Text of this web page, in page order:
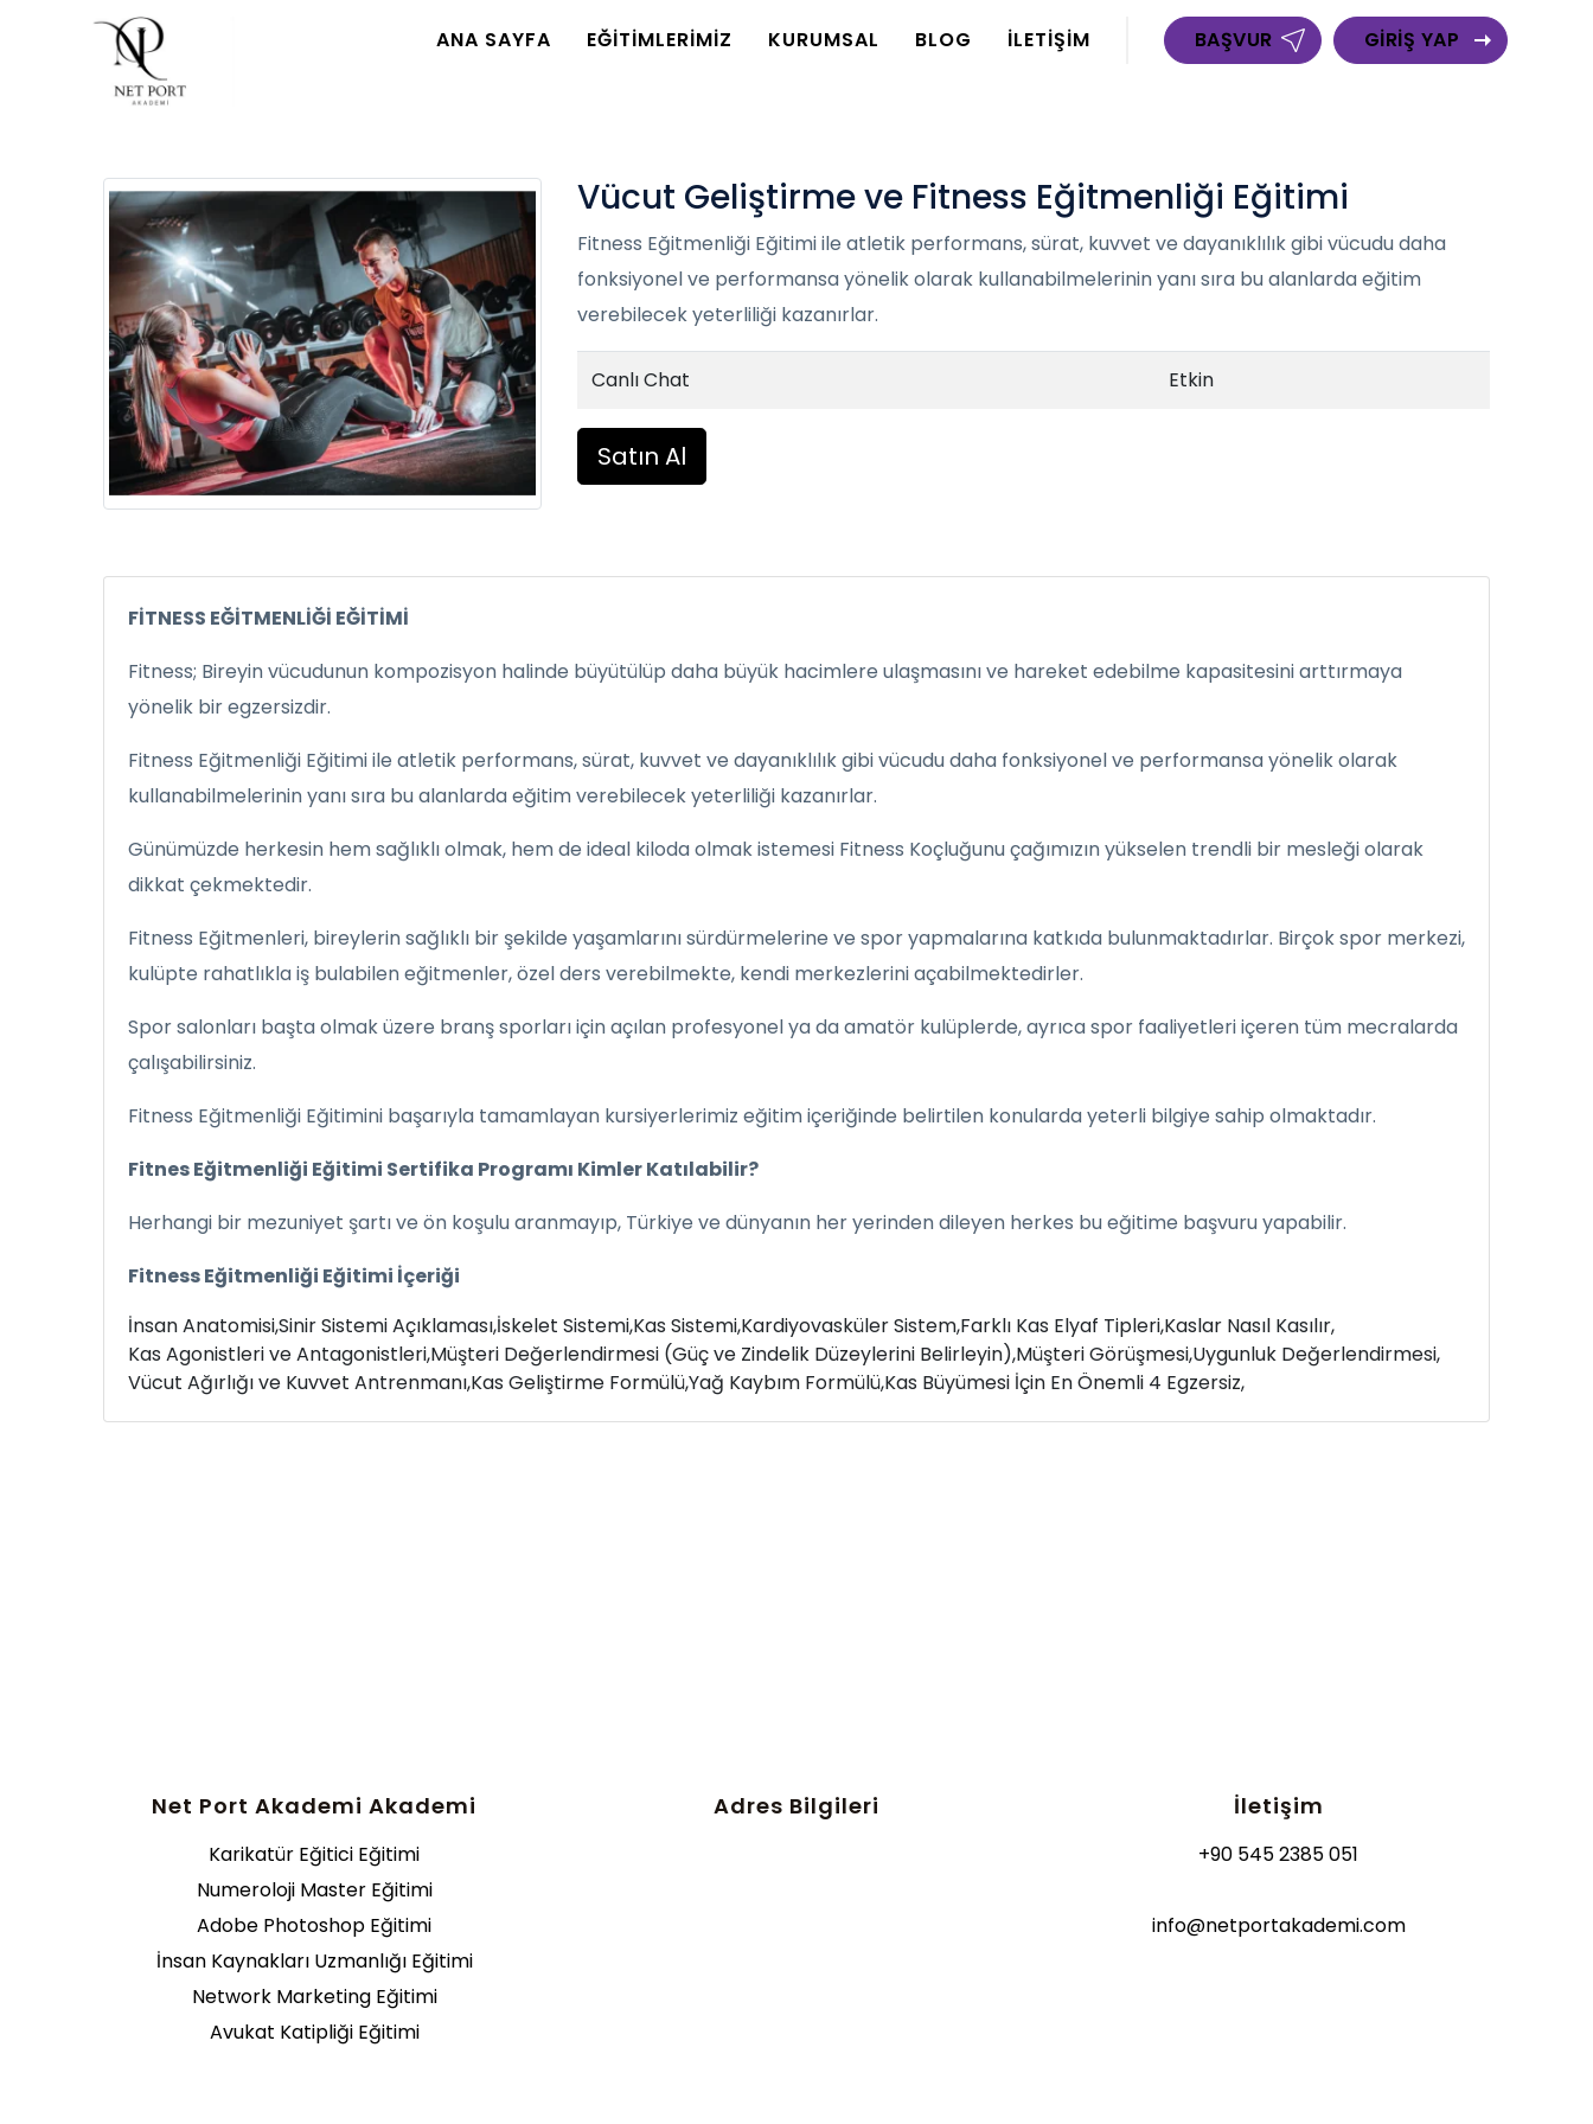
ANA SAYFA EĞİTİMLERİMİZ KURUMSAL BLOG İLETİŞİM BAŞVUR GİRİŞ YAP
Vücut Geliştirme ve Fitness Eğitmenliği Eğitimi
Fitness Eğitmenliği Eğitimi ile atletik performans, sürat, kuvvet ve dayanıklılık gibi vücudu daha
fonksiyonel ve performansa yönelik olarak kullanabilmelerinin yanı sıra bu alanlarda eğitim
verebilecek yeterliliği kazanırlar.
Canlı Chat Etkin
Satın Al
FİTNESS EĞİTMENLİĞİ EĞİTİMİ
Fitness; Bireyin vücudunun kompozisyon halinde büyütülüp daha büyük hacimlere ulaşmasını ve hareket edebilme kapasitesini arttırmaya
yönelik bir egzersizdir.
Fitness Eğitmenliği Eğitimi ile atletik performans, sürat, kuvvet ve dayanıklılık gibi vücudu daha fonksiyonel ve performansa yönelik olarak
kullanabilmelerinin yanı sıra bu alanlarda eğitim verebilecek yeterliliği kazanırlar.
Günümüzde herkesin hem sağlıklı olmak, hem de ideal kiloda olmak istemesi Fitness Koçluğunu çağımızın yükselen trendli bir mesleği olarak
dikkat çekmektedir.
Fitness Eğitmenleri, bireylerin sağlıklı bir şekilde yaşamlarını sürdürmelerine ve spor yapmalarına katkıda bulunmaktadırlar. Birçok spor merkezi,
kulüpte rahatlıkla iş bulabilen eğitmenler, özel ders verebilmekte, kendi merkezlerini açabilmektedirler.
Spor salonları başta olmak üzere branş sporları için açılan profesyonel ya da amatör kulüplerde, ayrıca spor faaliyetleri içeren tüm mecralarda
çalışabilirsiniz.
Fitness Eğitmenliği Eğitimini başarıyla tamamlayan kursiyerlerimiz eğitim içeriğinde belirtilen konularda yeterli bilgiye sahip olmaktadır.
Fitnes Eğitmenliği Eğitimi Sertifika Programı Kimler Katılabilir?
Herhangi bir mezuniyet şartı ve ön koşulu aranmayıp, Türkiye ve dünyanın her yerinden dileyen herkes bu eğitime başvuru yapabilir.
Fitness Eğitmenliği Eğitimi İçeriği
İnsan Anatomisi,Sinir Sistemi Açıklaması,İskelet Sistemi,Kas Sistemi,Kardiyovasküler Sistem,Farklı Kas Elyaf Tipleri,Kaslar Nasıl Kasılır,
Kas Agonistleri ve Antagonistleri,Müşteri Değerlendirmesi (Güç ve Zindelik Düzeylerini Belirleyin),Müşteri Görüşmesi,Uygunluk Değerlendirmesi,
Vücut Ağırlığı ve Kuvvet Antrenmanı,Kas Geliştirme Formülü,Yağ Kaybım Formülü,Kas Büyümesi İçin En Önemli 4 Egzersiz,
Net Port Akademi Akademi
Karikatür Eğitici Eğitimi
Numeroloji Master Eğitimi
Adobe Photoshop Eğitimi
İnsan Kaynakları Uzmanlığı Eğitimi
Network Marketing Eğitimi
Avukat Katipliği Eğitimi
Adres Bilgileri İletişim
+90 545 2385 051
info@netportakademi.com